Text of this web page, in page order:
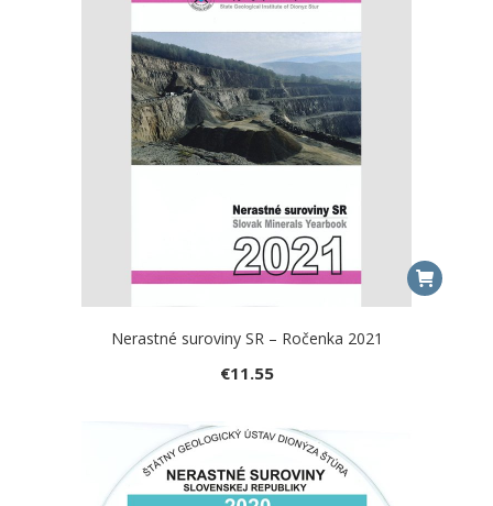
Nerastné suroviny SR – Ročenka 2021
€11.55